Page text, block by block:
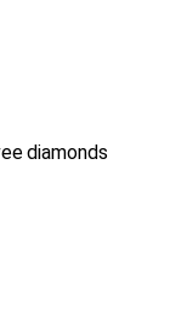
diamonds